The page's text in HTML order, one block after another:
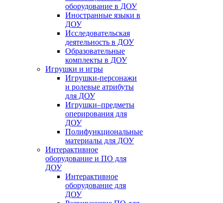
оборудование в ДОУ
Иностранные языки в
ДОУ
Исследовательская
деятельность в ДОУ
Образовательные
комплекты в ДОУ
Игрушки и игры
Игрушки-персонажи
и ролевые атрибуты
для ДОУ
Игрушки–предметы
оперирования для
ДОУ
Полифункциональные
материалы для ДОУ
Интерактивное
оборудование и ПО для
ДОУ
Интерактивное
оборудование для
ДОУ